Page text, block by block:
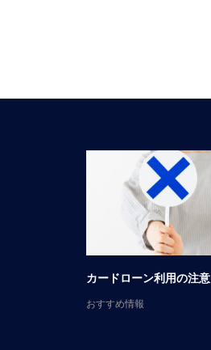
カードローン利用の注意
おすすめ情報